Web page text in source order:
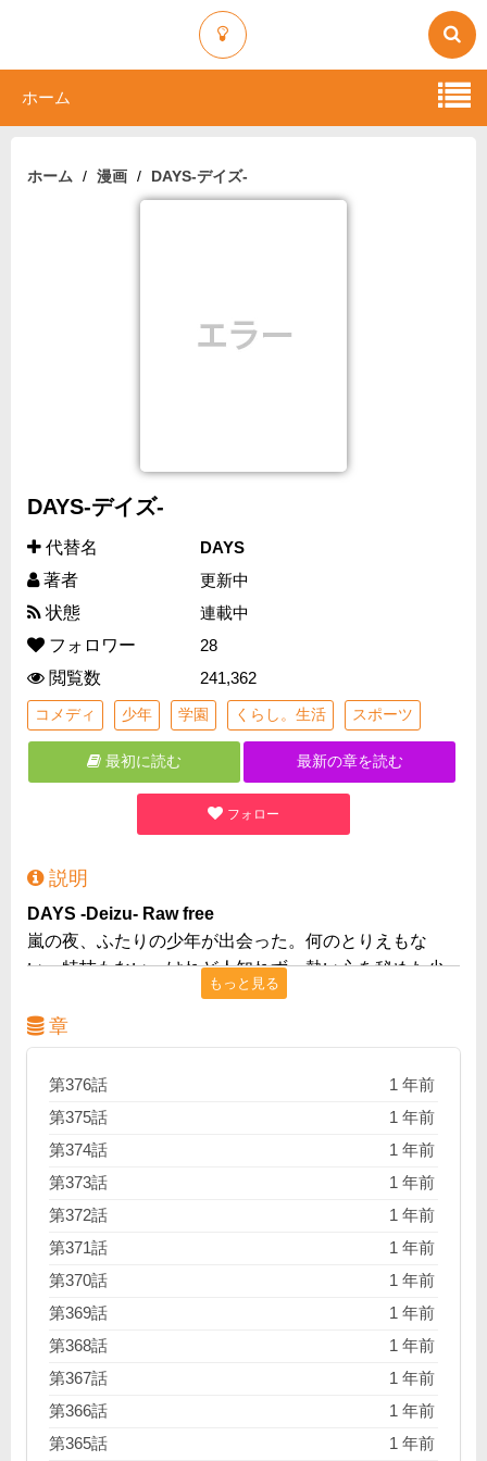
ホーム
ホーム 漫画 DAYS-デイズ-
DAYS-デイズ-
代替名
DAYS
著者
更新中
状態
連載中
フォロワー
28
閲覧数
241,362
コメディ 少年 学園 くらし。生活 スポーツ
最初に読む 最新の章を読む
フォロー
説明
DAYS -Deizu- Raw free
嵐の夜、ふたりの少年が出会った。何のとりえもな
い、特技もない、けれど人知れず、熱い心を秘めた少
年・柄本つくし。孤独なサッカーの天才・風間陣。嵐
の夜、交わるはずのないふたりが出会ったとき、高校
サッカーに旋風を巻き起こす、灼熱、感動、奇跡の物
語が幕を開ける!!
もっと見る
章
第376話
1 年前
第375話
1 年前
第374話
1 年前
第373話
1 年前
第372話
1 年前
第371話
1 年前
第370話
1 年前
第369話
1 年前
第368話
1 年前
第367話
1 年前
第366話
1 年前
第365話
1 年前